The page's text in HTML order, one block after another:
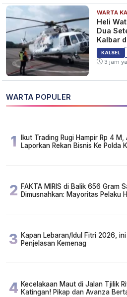
WARTA
Heli
Dua
Kalbar
KALSEL
3 jam
WARTA POPULER
1
Ikut Trading Rugi Hampir Rp 4 M,
Laporkan Rekan Bisnis Ke Polda
2 FAKTA MIRIS di Balik 656 Gram
Dimusnahkan: Mayoritas Pelaku
3 Kapan Lebaran/Idul Fitri 2026, ini
Penjelasan Kemenag
4 Kecelakaan Maut di Jalan Tjilik
Katingan! Pikap dan Avanza